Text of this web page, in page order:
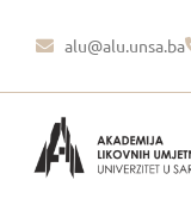
alu@alu.unsa.ba